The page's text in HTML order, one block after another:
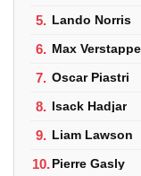
5. Lando Norris
6. Max
7. Oscar Piastri
8. Isack Hadjar
9. Liam Lawson
10.Pierre Gasly